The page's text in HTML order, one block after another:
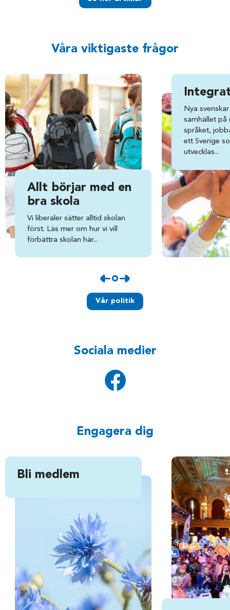
Våra viktigaste frågor
Allt börjar med en
bra skola
Vi liberaler sätter alltid skolan
först. Läs mer om hur vi vill
förbättra skolan här...
Nya
samhället på
språket,
ett Sverige
utvecklas...
Vår politik
Sociala medier
Engagera dig
Bli medlem